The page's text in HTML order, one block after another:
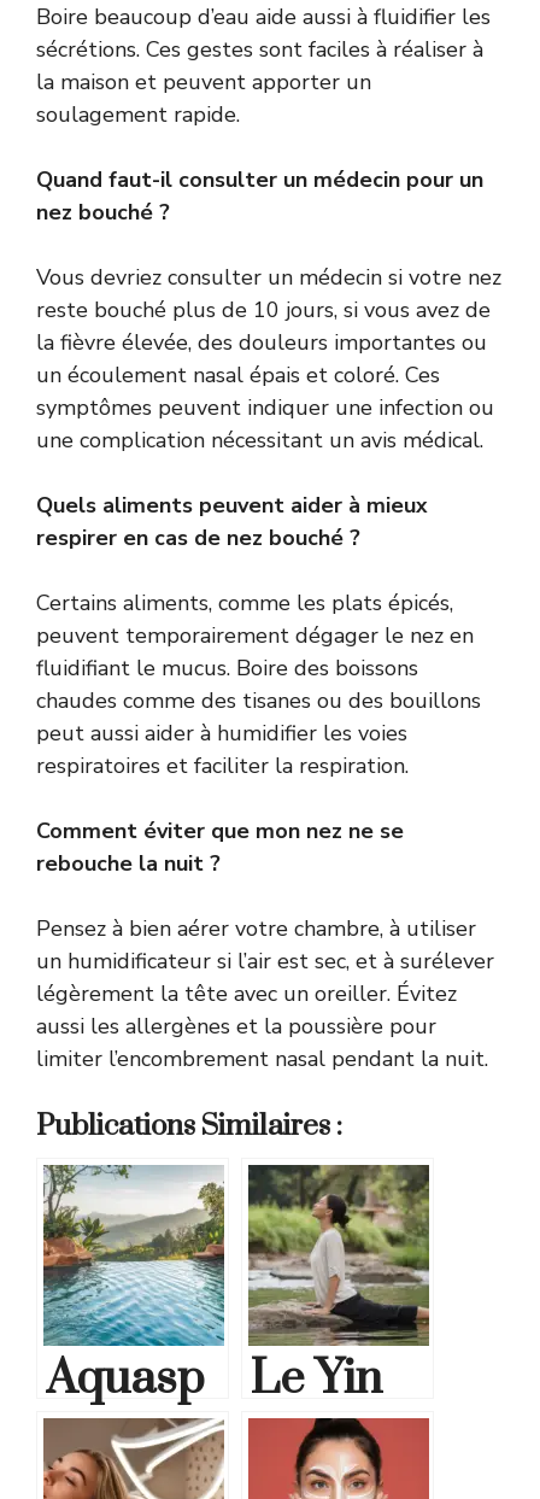
Boire beaucoup d’eau aide aussi à fluidifier les
sécrétions. Ces gestes sont faciles à réaliser à
la maison et peuvent apporter un
soulagement rapide.
Quand faut-il consulter un médecin pour un
nez bouché ?
Vous devriez consulter un médecin si votre nez
reste bouché plus de 10 jours, si vous avez de
la fièvre élevée, des douleurs importantes ou
un écoulement nasal épais et coloré. Ces
symptômes peuvent indiquer une infection ou
une complication nécessitant un avis médical.
Quels aliments peuvent aider à mieux
respirer en cas de nez bouché ?
Certains aliments, comme les plats épicés,
peuvent temporairement dégager le nez en
fluidifiant le mucus. Boire des boissons
chaudes comme des tisanes ou des bouillons
peut aussi aider à humidifier les voies
respiratoires et faciliter la respiration.
Comment éviter que mon nez ne se
rebouche la nuit ?
Pensez à bien aérer votre chambre, à utiliser
un humidificateur si l’air est sec, et à surélever
légèrement la tête avec un oreiller. Évitez
aussi les allergènes et la poussière pour
limiter l’encombrement nasal pendant la nuit.
Publications Similaires :
Aquasp
ot
Le Yin
Yoga :